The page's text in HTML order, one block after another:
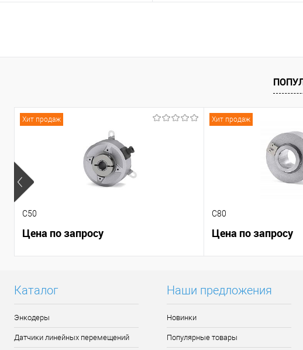
Хит продаж
C50
Цена по запросу
Хит продаж
C80
Цена по запросу
Каталог
Энкодеры
Датчики линейных перемещений
Наши предложения
Новинки
Популярные товары